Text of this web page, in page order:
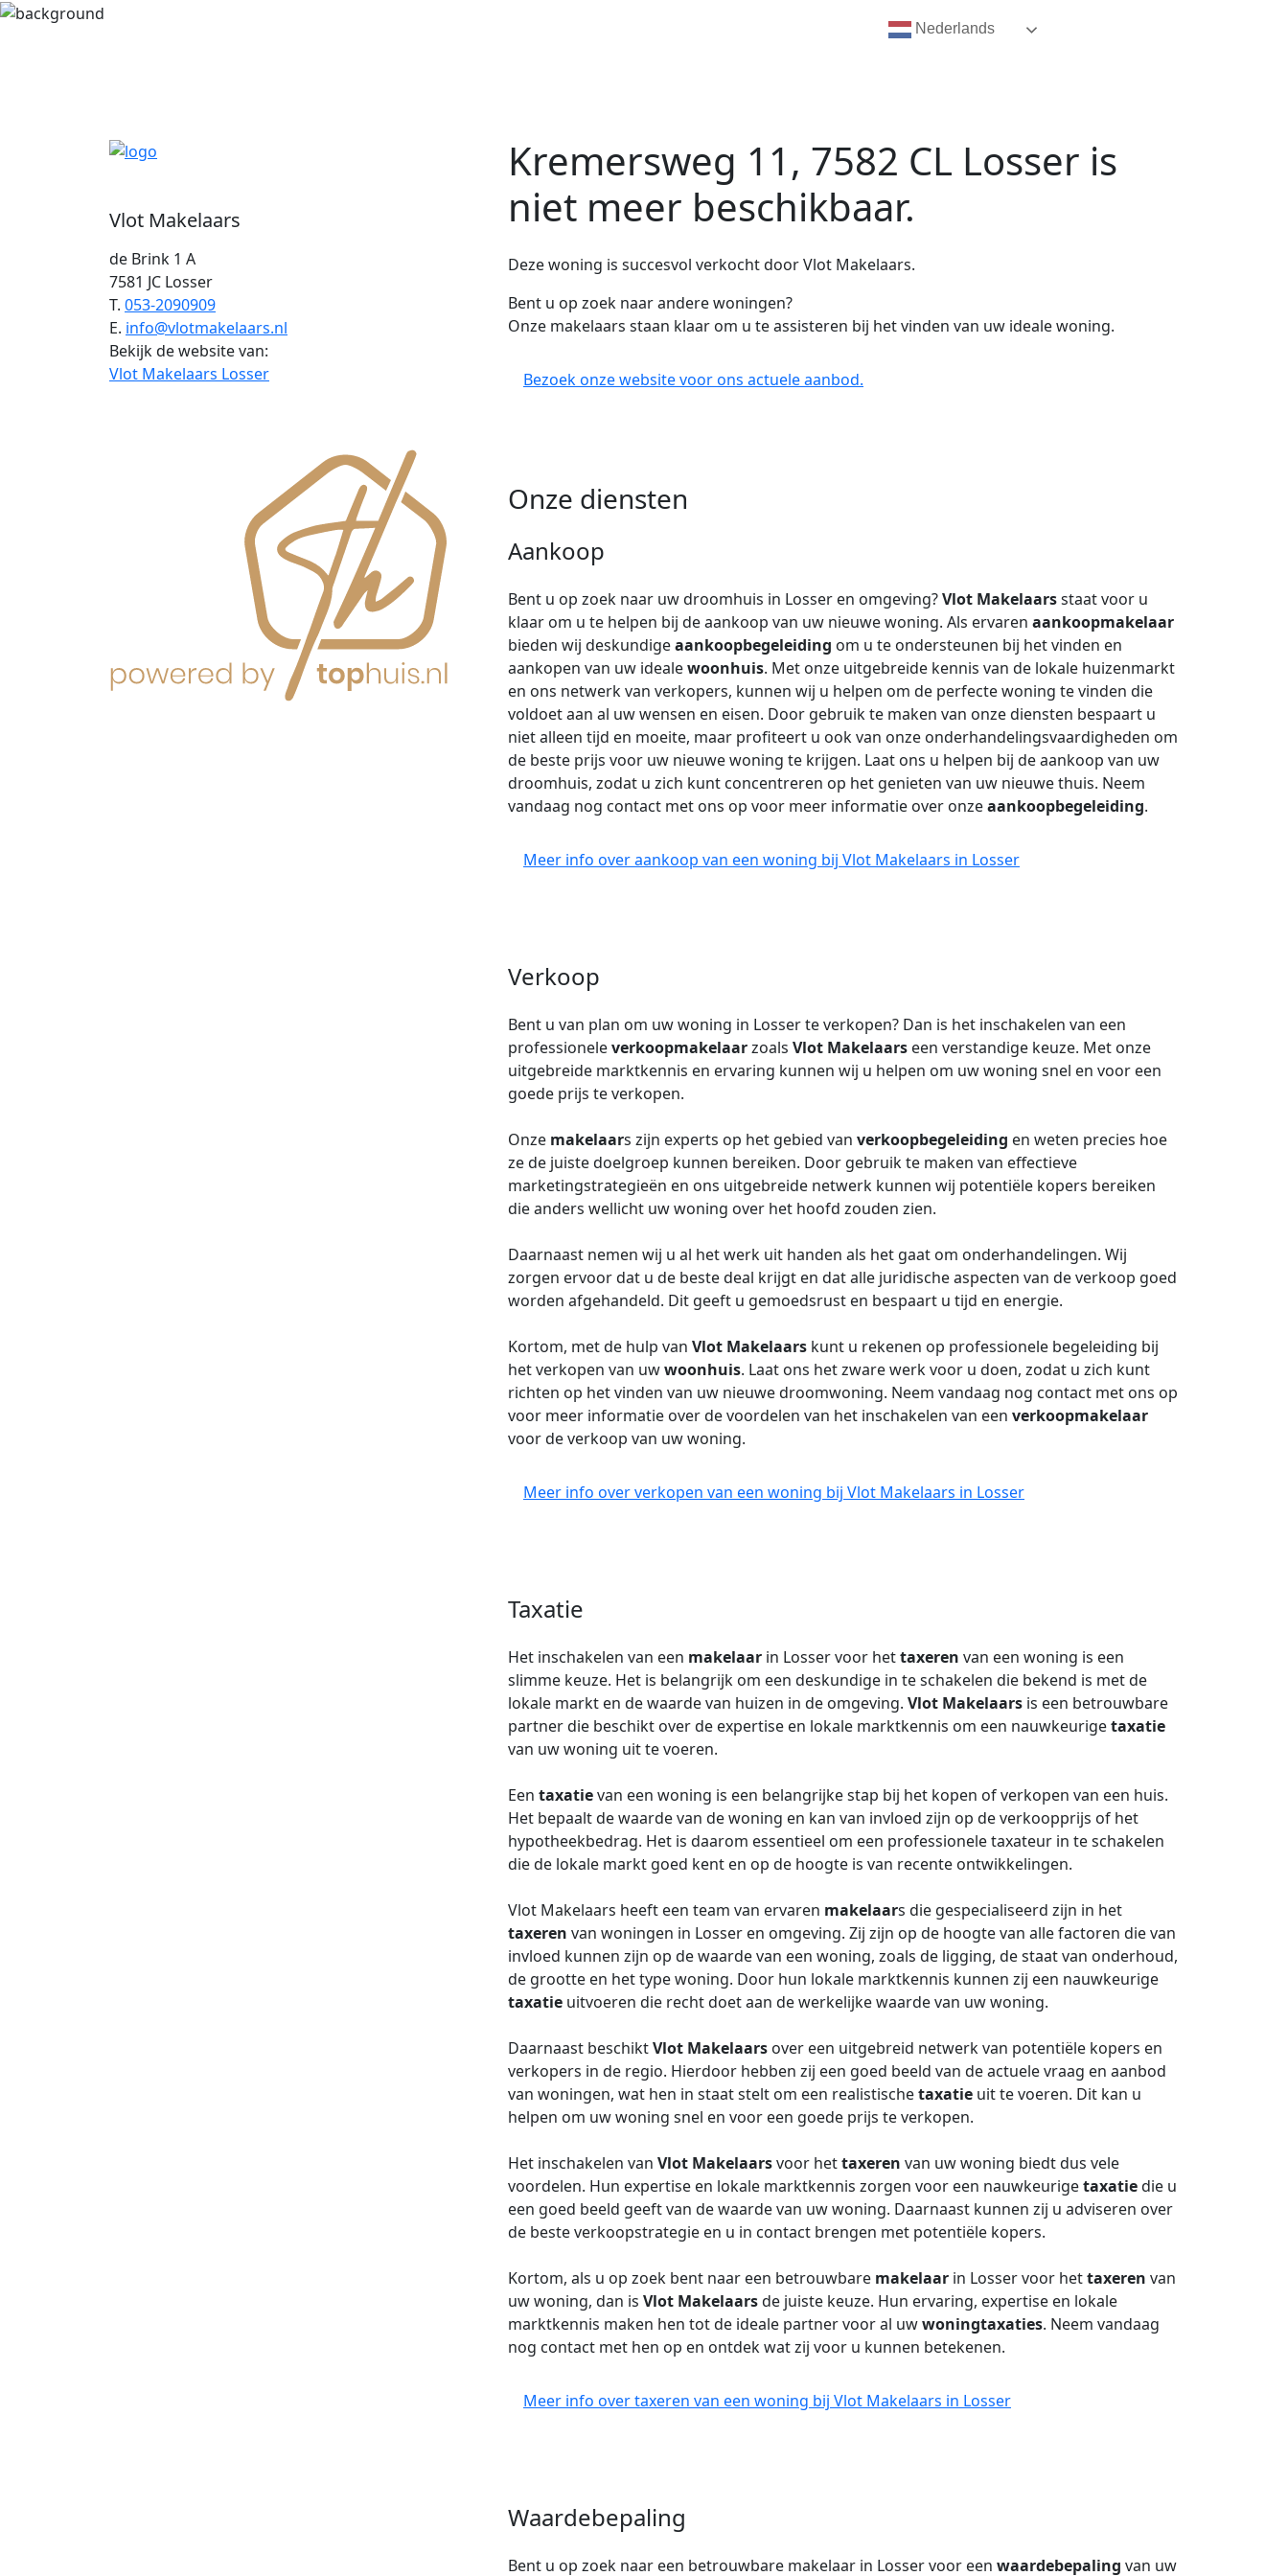
Vlot Makelaars
de Brink 1 A
7581 JC Losser
T. 053-2090909
E. info@vlotmakelaars.nl
Bekijk de website van:
Vlot Makelaars Losser
Kremersweg 11, 7582 CL Losser is
niet meer beschikbaar.
Deze woning is succesvol verkocht door Vlot Makelaars.
Bent u op zoek naar andere woningen?
Onze makelaars staan klaar om u te assisteren bij het vinden van uw ideale woning.
Bezoek onze website voor ons actuele aanbod.
Onze diensten
Aankoop
Bent u op zoek naar uw droomhuis in Losser en omgeving?Vlot Makelaarsstaat voor u
klaar om u te helpen bij de aankoop van uw nieuwe woning. Als ervaren aankoopmakelaar
bieden wij deskundigeaankoopbegeleiding om u te ondersteunen bij het vinden en
aankopen van uw idealewoonhuis. Met onze uitgebreide kennis van de lokale huizenmarkt
en ons netwerk van verkopers, kunnen wij u helpen om de perfecte woning te vinden die
voldoet aan al uw wensen en eisen. Door gebruik te maken van onze diensten bespaart u
niet alleen tijd en moeite, maar profiteert u ook van onze onderhandelingsvaardigheden om
de beste prijs voor uw nieuwe woning te krijgen. Laat ons u helpen bij de aankoop van uw
droomhuis, zodat u zich kunt concentreren op het genieten van uw nieuwe thuis. Neem
vandaag nog contact met ons op voor meer informatie over onzeaankoopbegeleiding.
Meer info over aankoop van een woning bij Vlot Makelaars in Losser
Verkoop
Bent u van plan om uw woning in Losser te verkopen? Dan is het inschakelen van een
professioneleverkoopmakelaarzoals Vlot Makelaars een verstandige keuze. Met onze
uitgebreide marktkennis en ervaring kunnen wij u helpen om uw woning snel en voor een
goede prijs te verkopen.
Onze makelaars zijn experts op het gebied van verkoopbegeleiding en weten precies hoe
ze de juiste doelgroep kunnen bereiken. Door gebruik te maken van effectieve
marketingstrategieën en ons uitgebreide netwerk kunnen wij potentiële kopers bereiken
die anders wellicht uw woning over het hoofd zouden zien.
Daarnaast nemen wij u al het werk uit handen als het gaat om onderhandelingen. Wij
zorgen ervoor dat u de beste deal krijgt en dat alle juridische aspecten van de verkoop goed
worden afgehandeld. Dit geeft u gemoedsrust en bespaart u tijd en energie.
Kortom, met de hulp van Vlot Makelaars kunt u rekenen op professionele begeleiding bij
het verkopen van uwwoonhuis. Laat ons het zware werk voor u doen, zodat u zich kunt
richten op het vinden van uw nieuwe droomwoning. Neem vandaag nog contact met ons op
voor meer informatie over de voordelen van het inschakelen van een verkoopmakelaar
voor de verkoop van uw woning.
Meer info over verkopen van een woning bij Vlot Makelaars in Losser
Taxatie
Het inschakelen van een makelaar in Losser voor hettaxeren van een woning is een
slimme keuze. Het is belangrijk om een deskundige in te schakelen die bekend is met de
lokale markt en de waarde van huizen in de omgeving. Vlot Makelaars is een betrouwbare
partner die beschikt over de expertise en lokale marktkennis om een nauwkeurigetaxatie
van uw woning uit te voeren.
Een taxatievan een woning is een belangrijke stap bij het kopen of verkopen van een huis.
Het bepaalt de waarde van de woning en kan van invloed zijn op de verkoopprijs of het
hypotheekbedrag. Het is daarom essentieel om een professionele taxateur in te schakelen
die de lokale markt goed kent en op de hoogte is van recente ontwikkelingen.
Vlot Makelaars heeft een team van ervaren makelaars die gespecialiseerd zijn in het
taxeren van woningen in Losser en omgeving. Zij zijn op de hoogte van alle factoren die van
invloed kunnen zijn op de waarde van een woning, zoals de ligging, de staat van onderhoud,
de grootte en het type woning. Door hun lokale marktkennis kunnen zij een nauwkeurige
taxatie uitvoeren die recht doet aan de werkelijke waarde van uw woning.
Daarnaast beschiktVlot Makelaars over een uitgebreid netwerk van potentiële kopers en
verkopers in de regio. Hierdoor hebben zij een goed beeld van de actuele vraag en aanbod
van woningen, wat hen in staat stelt om een realistischetaxatie uit te voeren. Dit kan u
helpen om uw woning snel en voor een goede prijs te verkopen.
Het inschakelen van Vlot Makelaarsvoor hettaxeren van uw woning biedt dus vele
voordelen. Hun expertise en lokale marktkennis zorgen voor een nauwkeurigetaxatiedie u
een goed beeld geeft van de waarde van uw woning. Daarnaast kunnen zij u adviseren over
de beste verkoopstrategie en u in contact brengen met potentiële kopers.
Kortom, als u op zoek bent naar een betrouwbare makelaar in Losser voor hettaxeren van
uw woning, dan is Vlot Makelaarsde juiste keuze. Hun ervaring, expertise en lokale
marktkennis maken hen tot de ideale partner voor al uwwoningtaxaties. Neem vandaag
nog contact met hen op en ontdek wat zij voor u kunnen betekenen.
Meer info over taxeren van een woning bij Vlot Makelaars in Losser
Waardebepaling
Bent u op zoek naar een betrouwbare makelaar in Losser voor een waardebepaling van uw
Nederlands